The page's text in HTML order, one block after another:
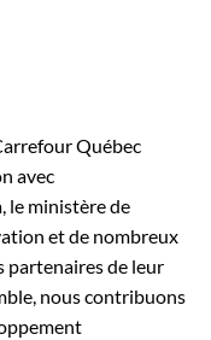
Québec
avec
le ministère de
et de nombreux
partenaires de leur
nous contribuons